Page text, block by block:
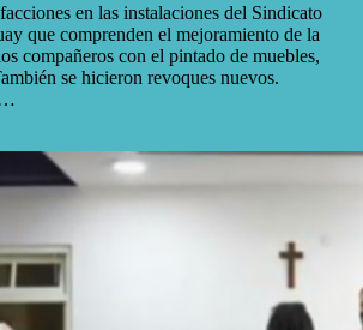
en las instalaciones del Sindicato
que comprenden el mejoramiento de la
compañeros con el pintado de muebles,
se hicieron revoques nuevos.